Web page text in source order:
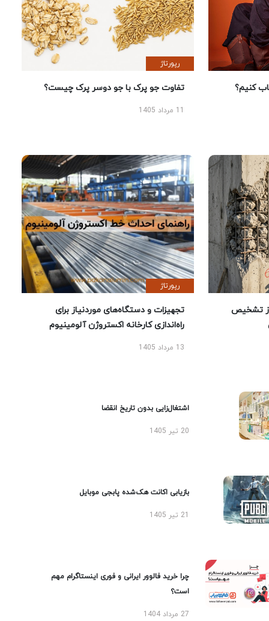
کنیم؟
رپورتاژ
تفاوت جو پرک با جو دوسر پرک چیست؟
تشخیص
رپورتاژ
تجهیزات و دستگاه‌های موردنیاز برای
راه‌اندازی کارخانه اکستروژن آلومینیوم
13 مرداد 1405
اشتغال‌زایی بدون تاریخ انقضا
20 تیر 1405
بازیابی اکانت هک‌شده پابجی موبایل
چرا خرید فالوور ایرانی و فوری اینستاگرام مهم
است؟
27 مرداد 1404